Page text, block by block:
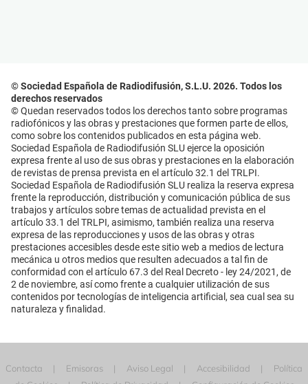
© Sociedad Española de Radiodifusión, S.L.U. 2026. Todos los
derechos reservados
© Quedan reservados todos los derechos tanto sobre programas
radiofónicos y las obras y prestaciones que formen parte de ellos,
como sobre los contenidos publicados en esta página web.
Sociedad Española de Radiodifusión SLU ejerce la oposición
expresa frente al uso de sus obras y prestaciones en la elaboración
de revistas de prensa prevista en el artículo 32.1 del TRLPI.
Sociedad Española de Radiodifusión SLU realiza la reserva expresa
frente la reproducción, distribución y comunicación pública de sus
trabajos y artículos sobre temas de actualidad prevista en el
artículo 33.1 del TRLPI, asimismo, también realiza una reserva
expresa de las reproducciones y usos de las obras y otras
prestaciones accesibles desde este sitio web a medios de lectura
mecánica u otros medios que resulten adecuados a tal fin de
conformidad con el artículo 67.3 del Real Decreto - ley 24/2021, de
2 de noviembre, así como frente a cualquier utilización de sus
contenidos por tecnologías de inteligencia artificial, sea cual sea su
naturaleza y finalidad.
Contacta Emisoras Aviso Legal Accesibilidad
Política